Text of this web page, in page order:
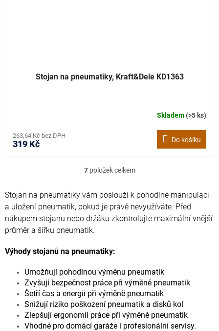
Stojan na pneumatiky, Kraft&Dele KD1363
Skladem(>5 ks)
263,64 Kč bez DPH
319 Kč Do košíku
O
l
d
a
p
r
k
y
v
ý
p
i
7položek celkem
Stojan na pneumatiky vám poslouží k pohodlné manipulaci
a uložení pneumatik, pokud je právě nevyužíváte. Před
nákupem stojanu nebo držáku zkontrolujte maximální vnější
průměr a šířku pneumatik.
Výhody stojanů na pneumatiky:
Umožňují pohodlnou výměnu pneumatik
Zvyšují bezpečnost práce při výměně pneumatik
Šetří čas a energii při výměně pneumatik
Snižují riziko poškození pneumatik a disků kol
Zlepšují ergonomii práce při výměně pneumatik
Vhodné pro domácí garáže i profesionální servisy.